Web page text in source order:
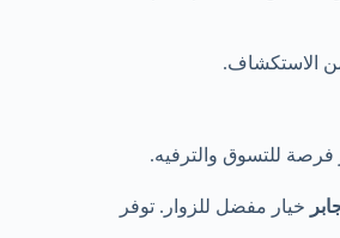
الاستكشاف.
فرصة للتسوق والترفيه.
خيار مفضل للزوار. توفر